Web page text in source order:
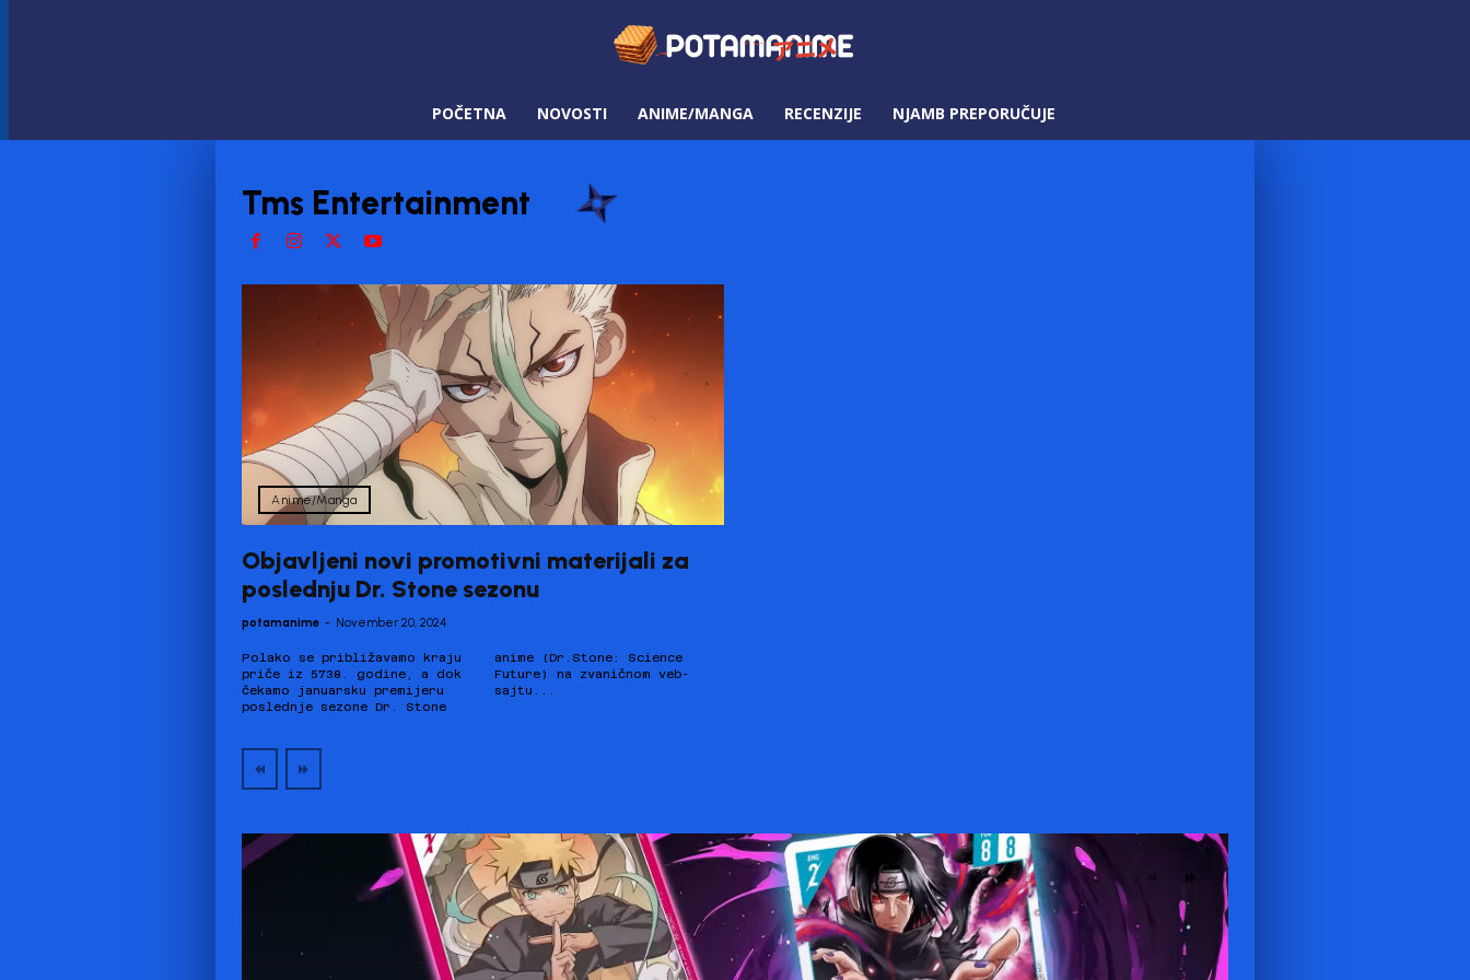
POČETNA NOVOSTI ANIME/MANGA RECENZIJE NJAMB PREPORUČUJE
Tms Entertainment
Anime/Manga
Objavljeni novi promotivni materijali za
poslednju Dr. Stone sezonu
potamanime - November 20, 2024
Polako se približavamo kraju
priče iz 5738. godine, a dok
čekamo januarsku premijeru
poslednje sezone Dr. Stone
anime (Dr.Stone: Science
Future) na zvaničnom veb-
sajtu...